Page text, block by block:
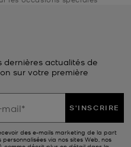
dernières actualités de
sur votre première
S'INSCRIRE
des e-mails marketing de la part
via nos sites Web, nos